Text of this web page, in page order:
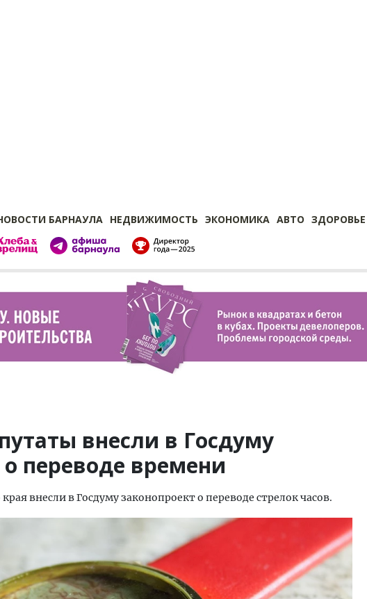
БАРНАУЛА НЕДВИЖИМОСТЬ ЭКОНОМИКА АВТО ЗДОРОВЬЕ
внесли в Госдуму
переводе времени
внесли в Госдуму законопроект о переводе стрелок часов.